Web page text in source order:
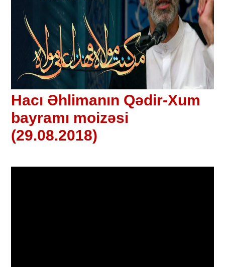
Hacı Əhlimanın Qədir-Xum
bayramı moizəsi
(29.08.2018)